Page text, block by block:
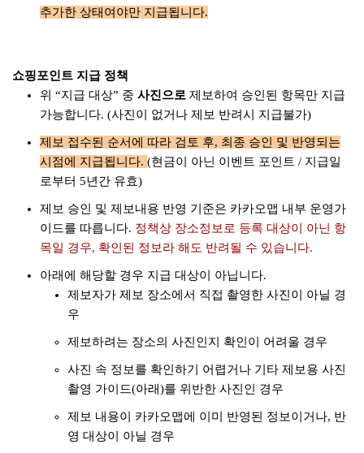
추가한 상태여야만 지급됩니다.
쇼핑포인트 지급 정책
위 “지급 대상” 중 사진으로 제보하여 승인된 항목만 지급
가능합니다. (사진이 없거나 제보 반려시 지급불가)
제보 접수된 순서에 따라 검토 후, 최종 승인 및 반영되는
시점에 지급됩니다. (현금이 아닌 이벤트 포인트 / 지급일
로부터 5년간 유효)
제보 승인 및 제보내용 반영 기준은 카카오맵 내부 운영가
이드를 따릅니다. 정책상 장소정보로 등록 대상이 아닌 항
목일 경우, 확인된 정보라 해도 반려될 수 있습니다.
아래에 해당할 경우 지급 대상이 아닙니다.
제보자가 제보 장소에서 직접 촬영한 사진이 아닐 경
우
제보하려는 장소의 사진인지 확인이 어려울 경우
사진 속 정보를 확인하기 어렵거나 기타 제보용 사진
촬영 가이드(아래)를 위반한 사진인 경우
제보 내용이 카카오맵에 이미 반영된 정보이거나, 반
영 대상이 아닐 경우